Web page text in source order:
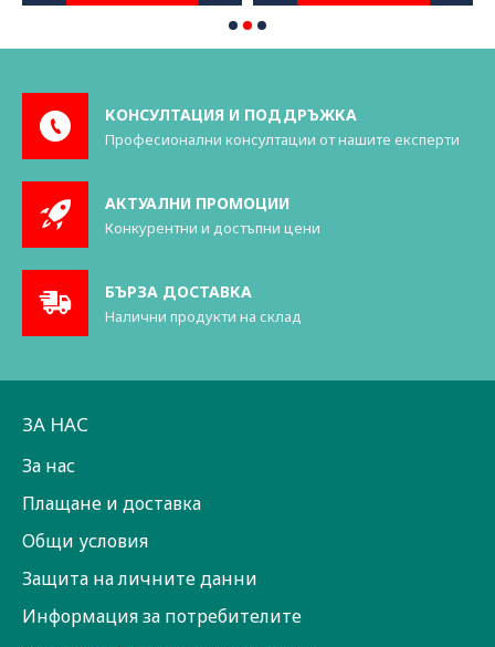
КОНСУЛТАЦИЯ И ПОДДРЪЖКА
Професионални консултации от нашите експерти
АКТУАЛНИ ПРОМОЦИИ
Конкурентни и достъпни цени
БЪРЗА ДОСТАВКА
Налични продукти на склад
ЗА НАС
За нас
Плащане и доставка
Общи условия
Защита на личните данни
Информация за потребителите